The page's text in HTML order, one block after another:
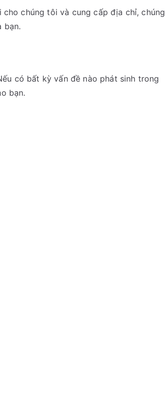
chúng tôi và cung cấp địa chỉ, chúng
bạn.
có bất kỳ vấn đề nào phát sinh trong
bạn.